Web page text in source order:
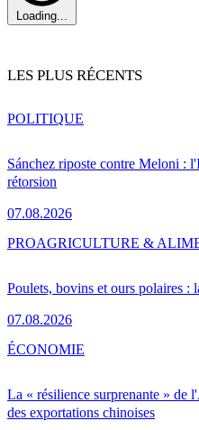
Loading...
LES PLUS RÉCENTS
Sánchez riposte contre Meloni :
rétorsion
07.08.2026
POLITIQUE
Poulets, bovins et ours polaires :
07.08.2026
PROAGRICULTURE &
La « résilience surprenante » de
des exportations chinoises
ÉCONOMIE